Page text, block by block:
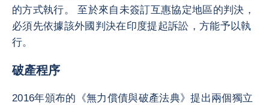
的方式執行。 至於來自未簽訂互惠協定地區的判決，
必須先依據該外國判決在印度提起訴訟，方能予以執
行。
破產程序
2016年頒布的《無力償債與破產法典》提出兩個獨立